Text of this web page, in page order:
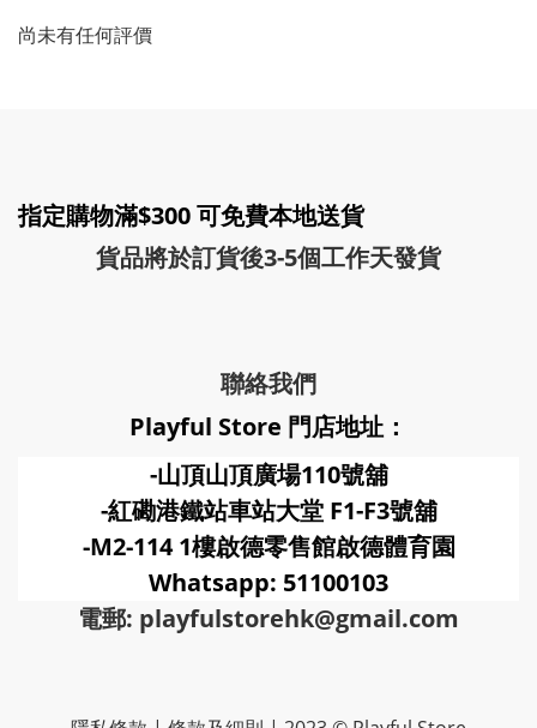
尚未有任何評價
指定購物滿$300 可免費本地送貨
貨品將於訂貨後3-5個工作天發貨
聯絡我們
Playful Store 門店地址：
-山頂山頂廣場110號舖
-紅磡港鐵站車站大堂 F1-F3號舖
-M2-114 1樓啟德零售館啟德體育園
Whatsapp: 51100103
電郵: playfulstorehk@gmail.com